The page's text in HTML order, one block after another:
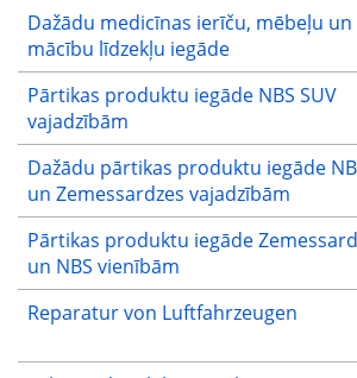
Dažādu medicīnas ierīču, mēbeļu un
mācību līdzekļu iegāde
Pārtikas produktu iegāde NBS SUV
vajadzībām
Dažādu pārtikas produktu iegāde
un Zemessardzes vajadzībām
Pārtikas produktu iegāde
un NBS vienībām
Reparatur von Luftfahrzeugen